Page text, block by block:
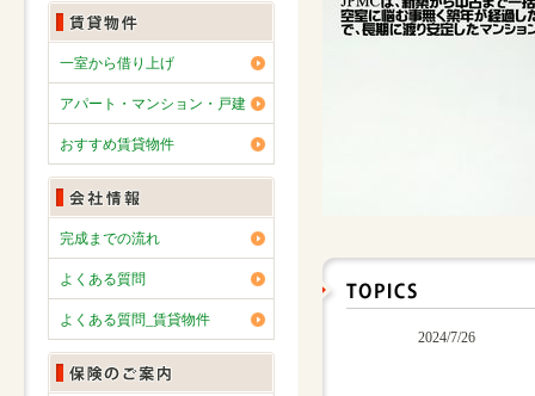
一室から借り上げ
アパート・マンション・戸建
おすすめ賃貸物件
完成までの流れ
よくある質問
よくある質問_賃貸物件
2024/7/26